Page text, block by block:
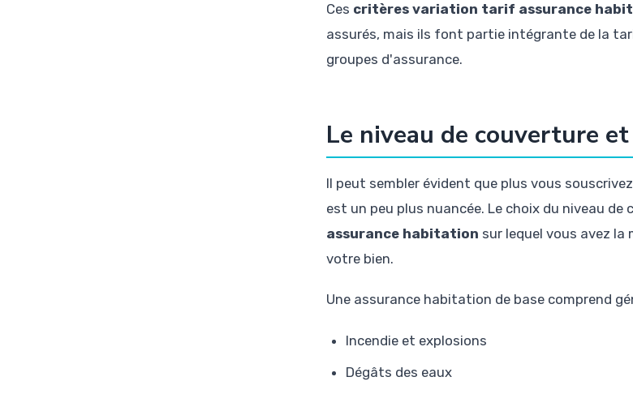
Ces critères variation tarif assurance
assurés, mais ils font partie intégrante de la
groupes d'assurance.
Le niveau de couverture
Il peut sembler évident que plus vous
est un peu plus nuancée. Le choix du niveau de
assurance habitation sur lequel vous avez
votre bien.
Une assurance habitation de base comprend
Incendie et explosions
Dégâts des eaux